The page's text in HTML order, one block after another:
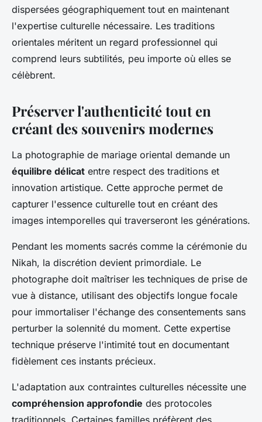
dispersées géographiquement tout en maintenant
l'expertise culturelle nécessaire. Les traditions
orientales méritent un regard professionnel qui
comprend leurs subtilités, peu importe où elles se
célèbrent.
Préserver l'authenticité tout en
créant des souvenirs modernes
La photographie de mariage oriental demande un
équilibre délicat entre respect des traditions et
innovation artistique. Cette approche permet de
capturer l'essence culturelle tout en créant des
images intemporelles qui traverseront les générations.
Pendant les moments sacrés comme la cérémonie du
Nikah, la discrétion devient primordiale. Le
photographe doit maîtriser les techniques de prise de
vue à distance, utilisant des objectifs longue focale
pour immortaliser l'échange des consentements sans
perturber la solennité du moment. Cette expertise
technique préserve l'intimité tout en documentant
fidèlement ces instants précieux.
L'adaptation aux contraintes culturelles nécessite une
compréhension approfondie des protocoles